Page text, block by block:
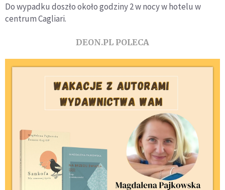
Do wypadku doszło około godziny 2 w nocy w hotelu w
centrum Cagliari.
DEON.PL POLECA